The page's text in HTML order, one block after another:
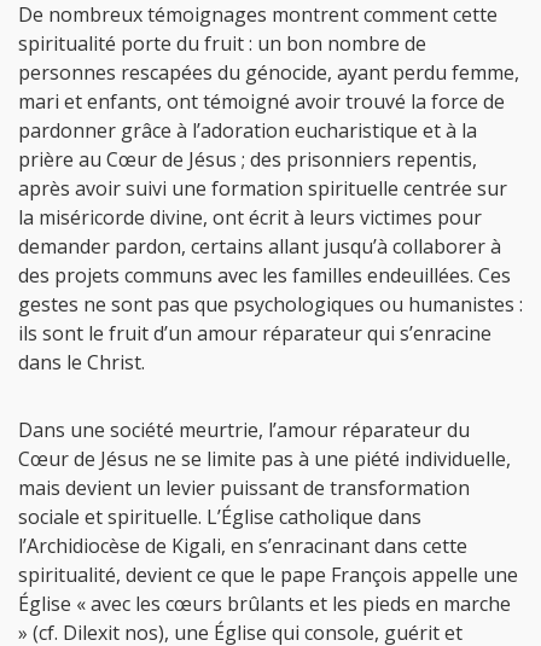
De nombreux témoignages montrent comment cette
spiritualité porte du fruit : un bon nombre de
personnes rescapées du génocide, ayant perdu femme,
mari et enfants, ont témoigné avoir trouvé la force de
pardonner grâce à l’adoration eucharistique et à la
prière au Cœur de Jésus ; des prisonniers repentis,
après avoir suivi une formation spirituelle centrée sur
la miséricorde divine, ont écrit à leurs victimes pour
demander pardon, certains allant jusqu’à collaborer à
des projets communs avec les familles endeuillées. Ces
gestes ne sont pas que psychologiques ou humanistes :
ils sont le fruit d’un amour réparateur qui s’enracine
dans le Christ.
Dans une société meurtrie, l’amour réparateur du
Cœur de Jésus ne se limite pas à une piété individuelle,
mais devient un levier puissant de transformation
sociale et spirituelle. L’Église catholique dans
l’Archidiocèse de Kigali, en s’enracinant dans cette
spiritualité, devient ce que le pape François appelle une
Église « avec les cœurs brûlants et les pieds en marche
» (cf. Dilexit nos), une Église qui console, guérit et